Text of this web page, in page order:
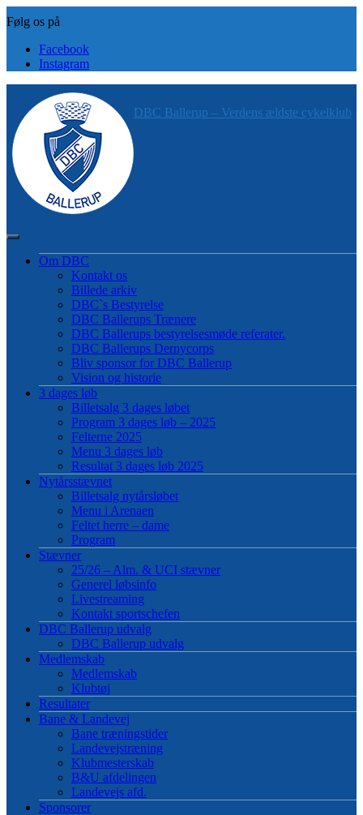
to
content
Facebook
Instagram
DBC Ballerup – Verdens ældste cykelklub
Om DBC
Kontakt os
Billede arkiv
DBC`s Bestyrelse
DBC Ballerups Trænere
DBC Ballerups bestyrelsesmøde referater.
DBC Ballerups Dernycorps
Bliv sponsor for DBC Ballerup
Vision og historie
3 dages løb
Billetsalg 3 dages løbet
Program 3 dages løb – 2025
Felterne 2025
Menu 3 dages løb
Resultat 3 dages løb 2025
Nytårsstævnet
Billetsalg nytårsløbet
Menu i Arenaen
Feltet herre – dame
Program
Stævner
25/26 – Alm. & UCI stævner
Generel løbsinfo
Livestreaming
Kontakt sportschefen
DBC Ballerup udvalg
DBC Ballerup udvalg
Medlemskab
Medlemskab
Klubtøj
Resultater
Bane & Landevej
Bane træningstider
Landevejstræning
Klubmesterskab
B&U afdelingen
Landevejs afd.
Sponsorer